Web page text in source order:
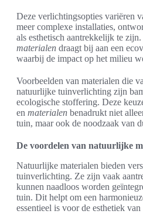
Deze verlichtingsopties variëren
meer complexe installaties,
als esthetisch aantrekkelijk te
materialen draagt bij aan een
waarbij de impact op het milieu
Voorbeelden van materialen die
natuurlijke tuinverlichting zijn
ecologische stoffering. Deze
en materialen benadrukt niet
tuin, maar ook de noodzaak van
De voordelen van natuurlijke
Natuurlijke materialen bieden
tuinverlichting. Ze zijn vaak
kunnen naadloos worden
tuin. Dit helpt om een
essentieel is voor de esthetiek